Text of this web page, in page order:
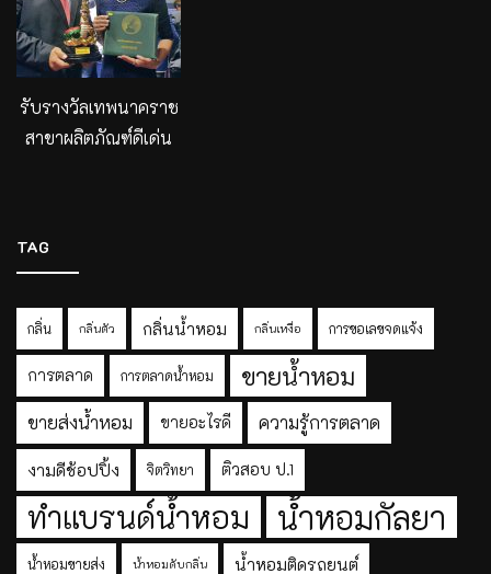
รับรางวัลเทพนาคราช
สาขาผลิตภัณฑ์ดีเด่น
TAG
กลิ่น กลิ่นตัว กลิ่นน้ำหอม กลิ่นเหงื่อ การขอเลขจดแจ้ง
การตลาด การตลาดน้ำหอม ขายน้ำหอม
ขายส่งน้ำหอม ขายอะไรดี ความรู้การตลาด
งามดีช้อปปิ้ง จิตวิทยา ติวสอบ ป.1
ทำแบรนด์น้ำหอม น้ำหอมกัลยา
น้ำหอมขายส่ง น้ำหอมดับกลิ่น น้ำหอมติดรถยนต์